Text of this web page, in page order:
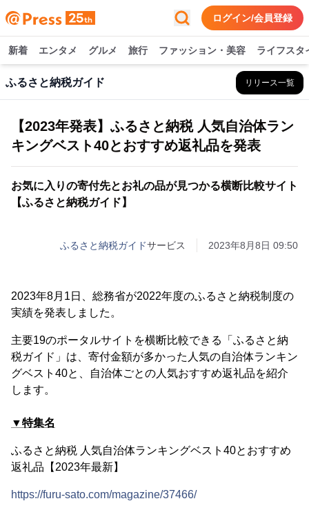
ログイン/会員登録
新着 エンタメ グルメ 旅行 ファッション・美容 ライフスタ
ふるさと納税ガイド リリース一覧
【2023年発表】ふるさと納税 人気自治体ラン
キングベスト40とおすすめ返礼品を発表
お気に入りの寄付先とお礼の品が見つかる横断比較サイト
【ふるさと納税ガイド】
ふるさと納税ガイドサービス 2023年8月8日 09:50
2023年8月1日、総務省が2022年度のふるさと納税制度の
実績を発表しました。
主要19のポータルサイトを横断比較できる「ふるさと納
税ガイド」は、寄付金額が多かった人気の自治体ランキン
グベスト40と、自治体ごとの人気おすすめ返礼品を紹介
します。
▼特集名
ふるさと納税 人気自治体ランキングベスト40とおすすめ
返礼品【2023年最新】
https://furu-sato.com/magazine/37466/